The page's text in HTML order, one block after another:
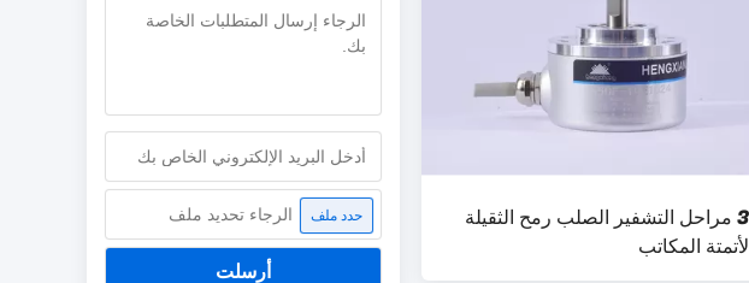
حدد ملف الرجاء تحديد ملف
أرسلت
3 مراحل التشفير الصلب رمح الثقيلة
لأتمتة المكاتب